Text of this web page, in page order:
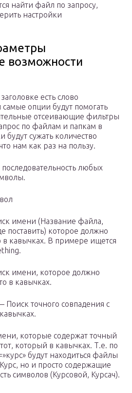
найти файл по запросу,
настройки
возможности
есть слово
опции будут помогать
отсеивающие фильтры
по файлам и папкам в
будут сужать количество
нам как раз на пользу.
любых
имени (Название файла,
поставить) которое должно
в кавычках. В примере ищется
имени, которое должно
в кавычках.
Поиск точного совпадения с
которые содержат точный
который в кавычках. Т.е. по
будут находиться файлы
но и просто содержащие
символов (Курсовой, Курсач).